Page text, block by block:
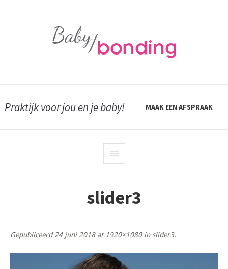
Praktijk voor jou en je baby! MAAK EEN AFSPRAAK
slider3
Gepubliceerd24 juni 2018at 1920×1080 in slider3.